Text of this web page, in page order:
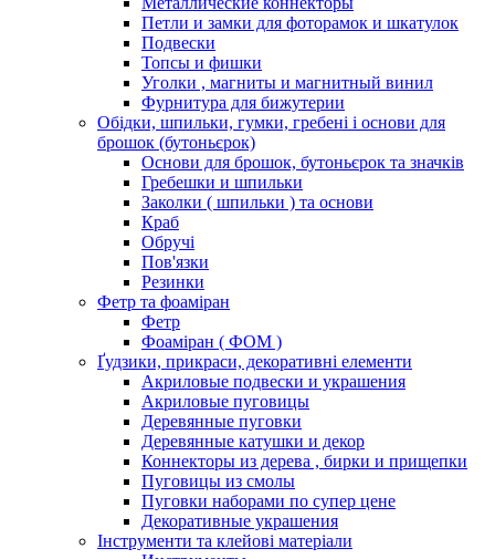
Петли и замки для фоторамок и шкатулок
Подвески
Топсы и фишки
Уголки , магниты и магнитный винил
Фурнитура для бижутерии
Обідки, шпильки, гумки, гребені і основи для
брошок (бутоньєрок)
Основи для брошок, бутоньєрок та значків
Гребешки и шпильки
Заколки ( шпильки ) та основи
Краб
Обручі
Пов'язки
Резинки
Фетр та фоаміран
Фетр
Фоаміран ( ФОМ )
Ґудзики, прикраси, декоративні елементи
Акриловые подвески и украшения
Акриловые пуговицы
Деревянные пуговки
Деревянные катушки и декор
Коннекторы из дерева , бирки и прищепки
Пуговицы из смолы
Пуговки наборами по супер цене
Декоративные украшения
Інструменти та клейові матеріали